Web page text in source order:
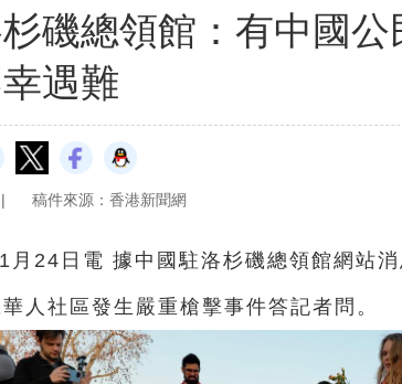
磯總領館：有中國
遇難
| 稿件來源：香港新聞網
月24日電 據中國駐洛杉磯總領館網站
人社區發生嚴重槍擊事件答記者問。